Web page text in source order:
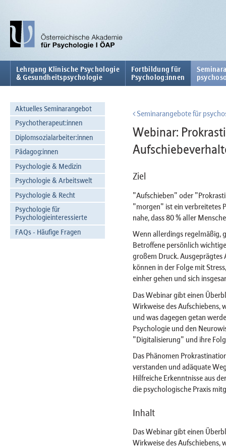
Lehrgang Klinische Psychologie
& Gesundheitspsychologie
Fortbildung für
Psycholog:innen
Aktuelles Seminarangebot
Psychotherapeut:innen
Diplomsozialarbeiter:innen
Pädagog:innen
Psychologie & Medizin
Psychologie & Arbeitswelt
Psychologie & Recht
Psychologie für
Psychologieinteressierte
FAQs - Häufige Fragen
Seminarangebote für
Webinar:
Ziel
"Aufschieben" oder
"morgen" ist ein verbreitetes
nahe, dass 80 % aller
Wenn allerdings regelmäßig,
Betroffene persönlich
großem Druck.
können in der Folge mit
einher gehen und sich
Das Webinar gibt einen
Wirkweise des Aufschiebens,
und was dagegen getan
Psychologie und den
"Digitalisierung" und ihre
Das Phänomen
verstanden und adäquate
Hilfreiche Erkenntnisse aus
die psychologische Praxis
Inhalt
Das Webinar gibt einen
Wirkweise des Aufschiebens,